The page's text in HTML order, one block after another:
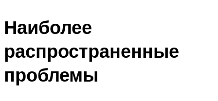
Наиболее
распространенные
проблемы